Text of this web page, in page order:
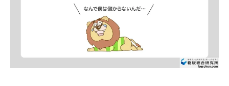
STEP4：「周辺アイテム」から出品リストを作
STEP5：「直送」はNG！検品・再梱包で品質
無在庫販売に関するよくある質問